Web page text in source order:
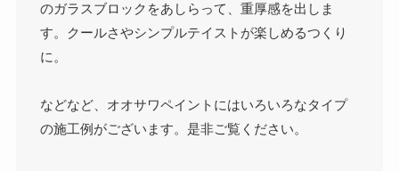
のガラスブロックをあしらって、重厚感を出しま
す。クールさやシンプルテイストが楽しめるつくり
に。
などなど、オオサワペイントにはいろいろなタイプ
の施工例がございます。是非ご覧ください。